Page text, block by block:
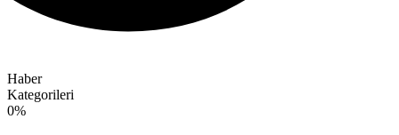
Haber
Kategorileri
0%